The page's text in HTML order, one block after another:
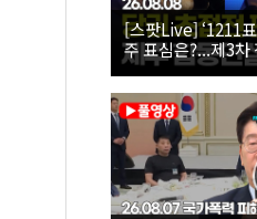
[스팟Live] ‘1211
주 표심은?...제3차
제주 합동연설회